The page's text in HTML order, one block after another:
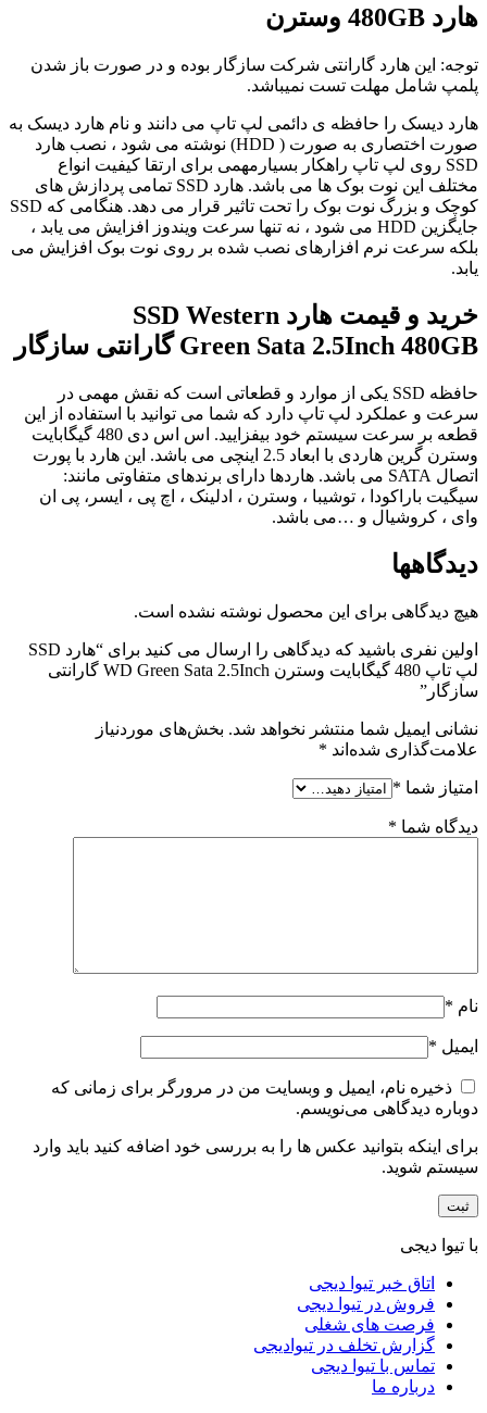
هارد 480GB وسترن
توجه: این هارد گارانتی شرکت سازگار بوده و در صورت باز شدن
پلمپ شامل مهلت تست نمیباشد.
هارد دیسک را حافظه ی دائمی لپ تاپ می دانند و نام هارد دیسک به
صورت اختصاری به صورت ( HDD) نوشته می شود ، نصب هارد
SSD روی لپ تاپ راهکار بسیارمهمی برای ارتقا کیفیت انواع
مختلف این نوت بوک ها می باشد. هارد SSD تمامی پردازش های
کوچک و بزرگ نوت بوک را تحت تاثیر قرار می دهد. هنگامی که SSD
جایگزین HDD می شود ، نه تنها سرعت ویندوز افزایش می یابد ،
بلکه سرعت نرم افزارهای نصب شده بر روی نوت بوک افزایش می
یابد.
خرید و قیمت هارد SSD Western
Green Sata 2.5Inch 480GB گارانتی سازگار
حافظه SSD یکی از موارد و قطعاتی است که نقش مهمی در
سرعت و عملکرد لپ تاپ دارد که شما می توانید با استفاده از این
قطعه بر سرعت سیستم خود بیفزایید. اس اس دی 480 گیگابایت
وسترن گرین هاردی با ابعاد 2.5 اینچی می باشد. این هارد با پورت
اتصال SATA می باشد. هاردها دارای برندهای متفاوتی مانند:
سیگیت باراکودا ، توشیبا ، وسترن ، ادلینک ، اچ پی ، ایسر، پی ان
وای ، کروشیال و …می باشد.
دیدگاهها
هیچ دیدگاهی برای این محصول نوشته نشده است.
اولین نفری باشید که دیدگاهی را ارسال می کنید برای “هارد SSD
لپ تاپ 480 گیگابایت وسترن WD Green Sata 2.5Inch گارانتی
سازگار”
نشانی ایمیل شما منتشر نخواهد شد. بخش‌های موردنیاز
علامت‌گذاری شده‌اند *
امتیاز شما *
دیدگاه شما *
نام *
ایمیل *
ذخیره نام، ایمیل و وبسایت من در مرورگر برای زمانی که
دوباره دیدگاهی می‌نویسم.
برای اینکه بتوانید عکس ها را به بررسی خود اضافه کنید باید وارد
سیستم شوید.
با تیوا دیجی
اتاق خبر تیوا دیجی
فروش در تیوا دیجی
فرصت های شغلی
گزارش تخلف در تیوادیجی
تماس با تیوا دیجی
درباره ما